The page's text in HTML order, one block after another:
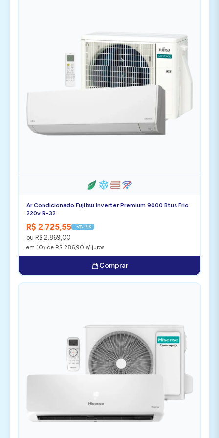
Ar Condicionado Fujitsu Inverter Premium 9000 Btus Frio
220v R-32
R$ 2.725,55 -5% PIX
ou R$ 2.869,00
em 10x de R$ 286,90 s/ juros
Comprar